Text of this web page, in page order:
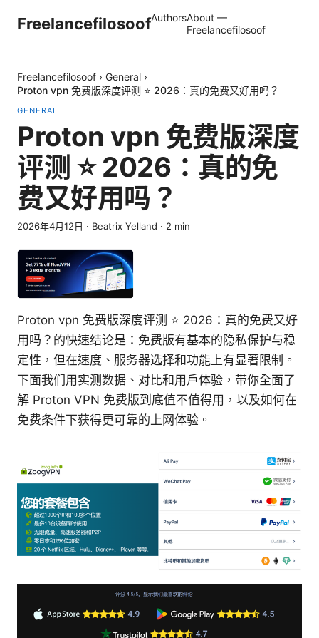
FreelancefilosoofAuthorsAbout —
Freelancefilosoof
Freelancefilosoof › General ›
Proton vpn 免费版深度评测 ⭐ 2026：真的免费又好用吗？
GENERAL
Proton vpn 免费版深度
评测 ⭐ 2026：真的免
费又好用吗？
2026年4月12日 · Beatrix Yelland · 2 min
Proton vpn 免费版深度评测 ⭐ 2026：真的免费又好
用吗？的快速结论是：免费版有基本的隐私保护与稳
定性，但在速度、服务器选择和功能上有显著限制。
下面我们用实测数据、对比和用户体验，带你全面了
解 Proton VPN 免费版到底值不值得用，以及如何在
免费条件下获得更可靠的上网体验。